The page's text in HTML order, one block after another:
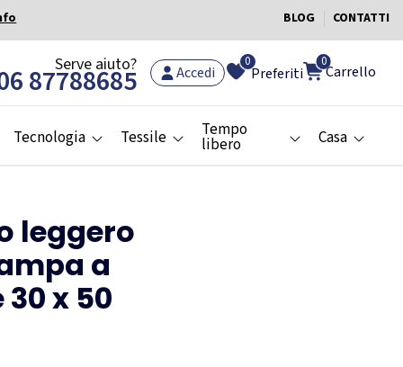
BLOG CONTATTI
Serve aiuto?
87788685 Accedi Preferiti
0 0
Carrello
Tecnologia Tessile Tempo
libero Casa
leggero
a
x 50